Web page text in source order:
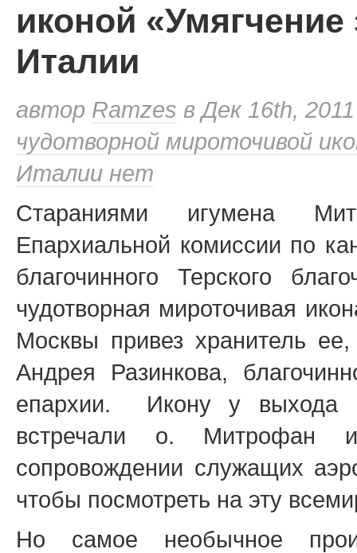
иконой
Италии
автор Ramzes в Дек 16th,
чудотворной мироточивой
Италии нет
Стараниями игумена
Епархиальной комиссии по
благочинного Терского
чудотворная мироточивая
Москвы привез хранитель
Андрея Разинкова,
епархии. Икону у выхода
встречали о. Митрофан
сопровождении служащих
чтобы посмотреть на эту
Но самое необычное